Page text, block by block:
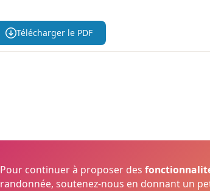
Télécharger le PDF
Pour continuer à proposer des
randonnée, soutenez-nous en donnant un